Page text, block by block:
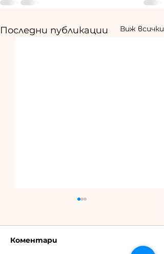
Последни публикации Виж всички
Коментари